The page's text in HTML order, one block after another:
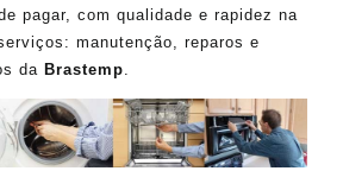
pagar, com qualidade e rapidez na
manutenção, reparos e
da Brastemp.